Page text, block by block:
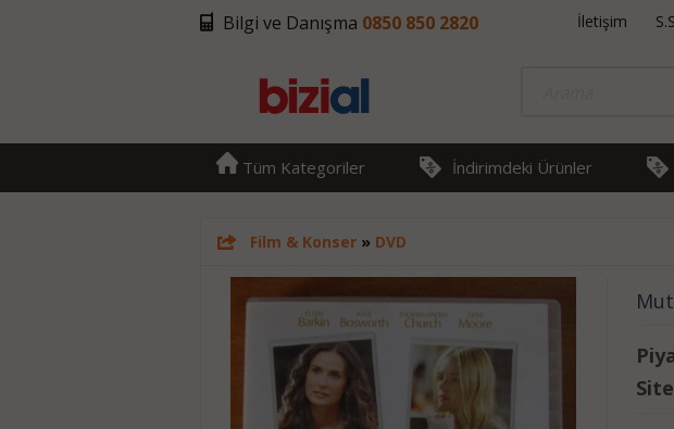
Bilgi ve Danışma 0850 850 2820 İletişim
Tüm Kategoriler İndirimdeki Ürünler
Film & Konser» DVD